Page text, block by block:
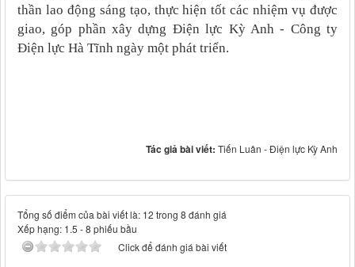
thần lao động sáng tạo, thực hiện tốt các nhiệm vụ được
giao, góp phần xây dựng Điện lực Kỳ Anh - Công ty
Điện lực Hà Tĩnh ngày một phát triển.
Tác giả bài viết: Tiến Luân - Điện lực Kỳ Anh
Tổng số điểm của bài viết là: 12 trong 8 đánh giá
Xếp hạng: 1.5 -8 phiếu bầu
Click để đánh giá bài viết